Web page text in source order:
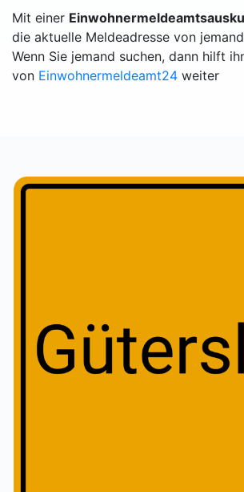
Mit einer
die aktuelle Meldeadresse von
Wenn Sie jemand suchen, dann hilft
von Einwohnermeldeamt24 weiter